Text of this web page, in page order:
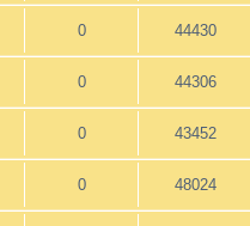
0 44430
0 44306
0 43452
0 48024